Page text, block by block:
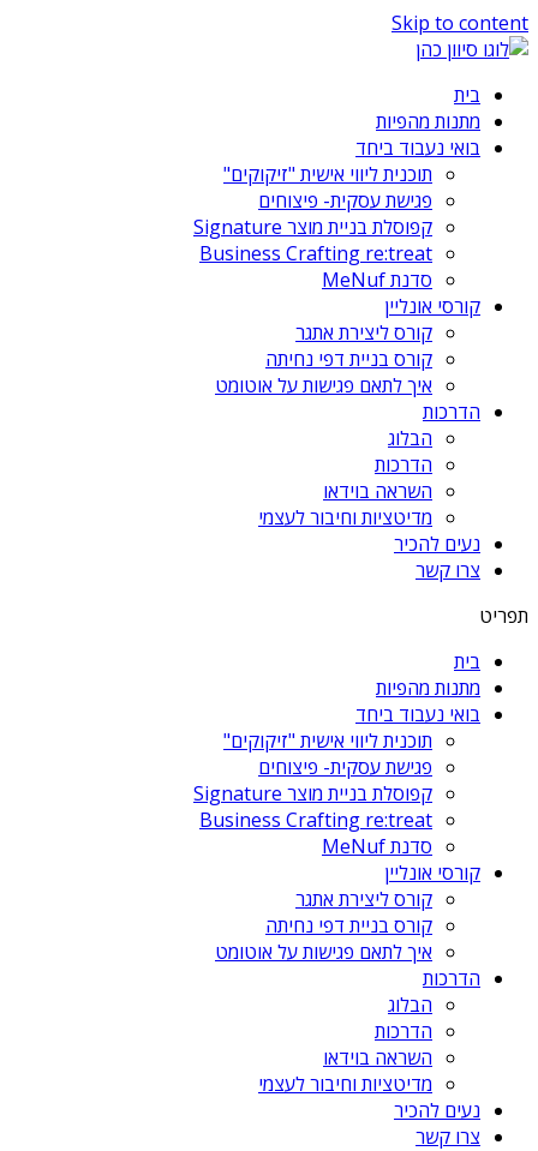
Skip to content
בית
מתנות מהפיות
בואי נעבוד ביחד
תוכנית ליווי אישית "זיקוקים"
פגישת עסקית- פיצוחים
קפוסלת בניית מוצר Signature
Business Crafting re:treat
סדנת MeNuf
קורסי אונליין
קורס ליצירת אתגר
קורס בניית דפי נחיתה
איך לתאם פגישות על אוטומט
הדרכות
הבלוג
הדרכות
השראה בוידאו
מדיטציות וחיבור לעצמי
נעים להכיר
צרו קשר
תפריט
בית
מתנות מהפיות
בואי נעבוד ביחד
תוכנית ליווי אישית "זיקוקים"
פגישת עסקית- פיצוחים
קפוסלת בניית מוצר Signature
Business Crafting re:treat
סדנת MeNuf
קורסי אונליין
קורס ליצירת אתגר
קורס בניית דפי נחיתה
איך לתאם פגישות על אוטומט
הדרכות
הבלוג
הדרכות
השראה בוידאו
מדיטציות וחיבור לעצמי
נעים להכיר
צרו קשר